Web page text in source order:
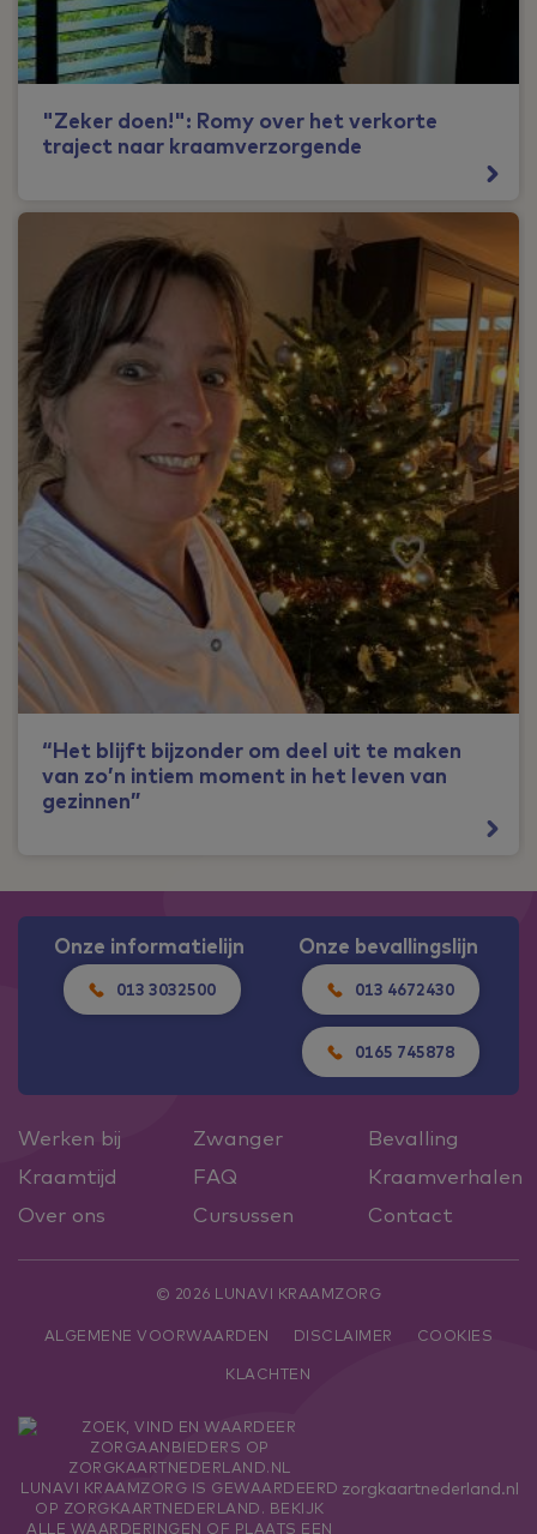
"Zeker doen!": Romy over het verkorte
traject naar kraamverzorgende
“Het blijft bijzonder om deel uit te maken
van zo’n intiem moment in het leven van
gezinnen”
Onze informatielijn
013 3032500
Onze bevallingslijn
013 4672430
0165 745878
Werken bij Zwanger
Bevalling
Kraamtijd
FAQ
Kraamverhalen
Over ons
Cursussen Contact
© 2026 LUNAVI KRAAMZORG
ALGEMENE VOORWAARDEN DISCLAIMER
COOKIES
KLACHTEN
LUNAVI KRAAMZORG IS GEWAARDEERD
OP ZORGKAARTNEDERLAND. BEKIJK
ALLE WAARDERINGEN OF PLAATS EEN
zorgkaartnederland.nl